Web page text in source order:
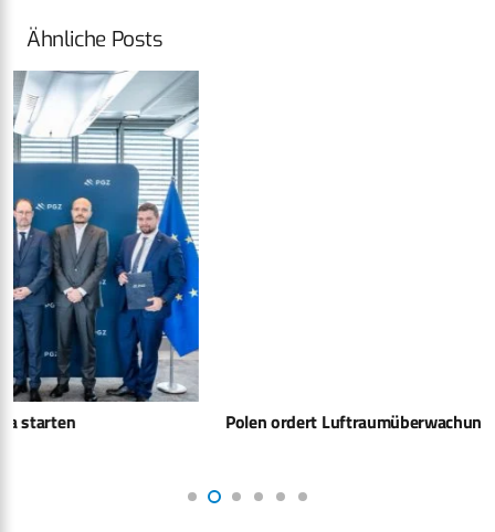
Ähnliche Posts
Polen ordert Luftraumüberwachungssystem bei Indra